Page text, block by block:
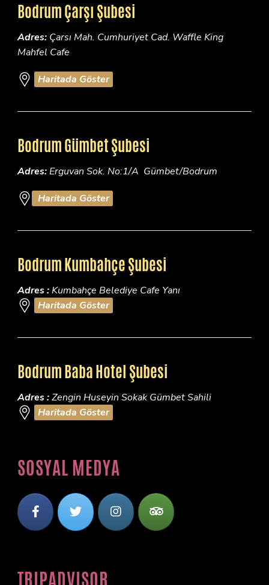
Bodrum Çarşı Şubesi
Adres: Çarsı Mah. Cumhuriyet Cad. Waffle King
Mahfel Cafe
Haritada Göster
Bodrum Gümbet Şubesi
Adres:Erguvan Sok. No:1/A Gümbet/Bodrum
Haritada Göster
Bodrum Kumbahçe Şubesi
Adres :Kumbahçe Belediye Cafe Yanı
Haritada Göster
Bodrum Baba Hotel Şubesi
Adres :Zengin Huseyin Sokak Gümbet Sahili
Haritada Göster
SOSYAL MEDYA